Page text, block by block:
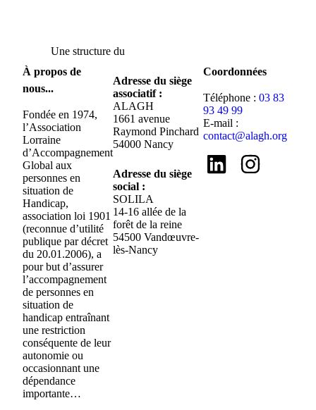
Une structure du
À propos de
nous...
Fondée en 1974,
l’Association
Lorraine
d’Accompagnement
Global aux
personnes en
situation de
Handicap,
association loi 1901
(reconnue d’utilité
publique par décret
du 20.01.2006), a
pour but d’assurer
l’accompagnement
de personnes en
situation de
handicap entraînant
une restriction
conséquente de leur
autonomie ou
occasionnant une
dépendance
importante…
Adresse du siège
associatif :
ALAGH
1661 avenue
Raymond Pinchard
54000 Nancy
Adresse du siège
social :
SOLILA
14-16 allée de la
forêt de la reine
54500 Vandœuvre-
lès-Nancy
Coordonnées
Téléphone : 03 83
93 49 99
E-mail :
contact@alagh.org